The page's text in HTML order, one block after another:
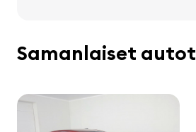
stereo
Samanlaiset autot